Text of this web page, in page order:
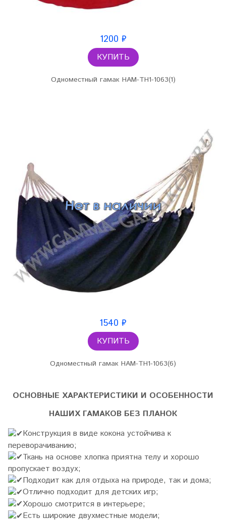
1200 ₽
КУПИТЬ
Одноместный гамак HAM-TH1-1063(1)
1540 ₽
КУПИТЬ
Одноместный гамак HAM-TH1-1063(6)
ОСНОВНЫЕ ХАРАКТЕРИСТИКИ И ОСОБЕННОСТИ
НАШИХ ГАМАКОВ БЕЗ ПЛАНОК
Конструкция в виде кокона устойчива к
переворачиванию;
Ткань на основе хлопка приятна телу и хорошо
пропускает воздух;
Подходит как для отдыха на природе, так и дома;
Отлично подходит для детских игр;
Хорошо смотрится в интерьере;
Есть широкие двухместные модели;